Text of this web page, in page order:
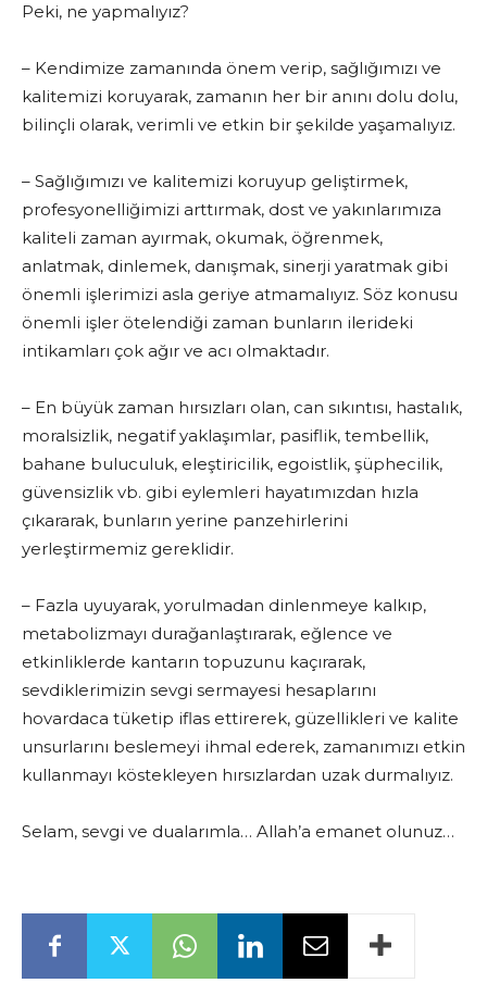
Peki, ne yapmalıyız?
– Kendimize zamanında önem verip, sağlığımızı ve
kalitemizi koruyarak, zamanın her bir anını dolu dolu,
bilinçli olarak, verimli ve etkin bir şekilde yaşamalıyız.
– Sağlığımızı ve kalitemizi koruyup geliştirmek,
profesyonelliğimizi arttırmak, dost ve yakınlarımıza
kaliteli zaman ayırmak, okumak, öğrenmek,
anlatmak, dinlemek, danışmak, sinerji yaratmak gibi
önemli işlerimizi asla geriye atmamalıyız. Söz konusu
önemli işler ötelendiği zaman bunların ilerideki
intikamları çok ağır ve acı olmaktadır.
– En büyük zaman hırsızları olan, can sıkıntısı, hastalık,
moralsizlik, negatif yaklaşımlar, pasiflik, tembellik,
bahane buluculuk, eleştiricilik, egoistlik, şüphecilik,
güvensizlik vb. gibi eylemleri hayatımızdan hızla
çıkararak, bunların yerine panzehirlerini
yerleştirmemiz gereklidir.
– Fazla uyuyarak, yorulmadan dinlenmeye kalkıp,
metabolizmayı durağanlaştırarak, eğlence ve
etkinliklerde kantarın topuzunu kaçırarak,
sevdiklerimizin sevgi sermayesi hesaplarını
hovardaca tüketip iflas ettirerek, güzellikleri ve kalite
unsurlarını beslemeyi ihmal ederek, zamanımızı etkin
kullanmayı köstekleyen hırsızlardan uzak durmalıyız.
Selam, sevgi ve dualarımla… Allah’a emanet olunuz…